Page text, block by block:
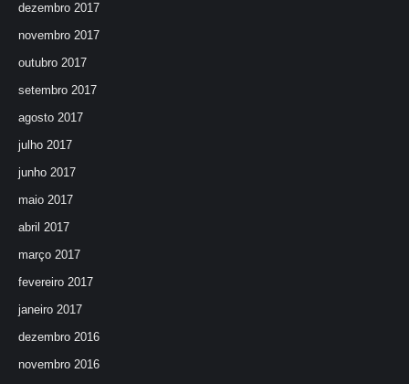
dezembro 2017
novembro 2017
outubro 2017
setembro 2017
agosto 2017
julho 2017
junho 2017
maio 2017
abril 2017
março 2017
fevereiro 2017
janeiro 2017
dezembro 2016
novembro 2016